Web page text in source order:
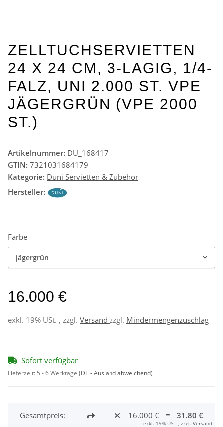
ZELLTUCHSERVIETTEN
24 X 24 CM, 3-LAGIG, 1/4-
FALZ, UNI 2.000 ST. VPE
JÄGERGRÜN (VPE 2000
ST.)
Artikelnummer: DU_168417
GTIN: 7321031684179
Kategorie: Duni Servietten & Zubehör
Hersteller:
Farbe
jägergrün
16.000 €
exkl. 19% USt. , zzgl. Versand zzgl. Mindermengenzuschlag
Sofort verfügbar
Lieferzeit: 5 - 6 Werktage (DE - Ausland abweichend)
Gesamtpreis: 16.000 € = 31.80 €
exkl. 19% USt. , zzgl. Versand